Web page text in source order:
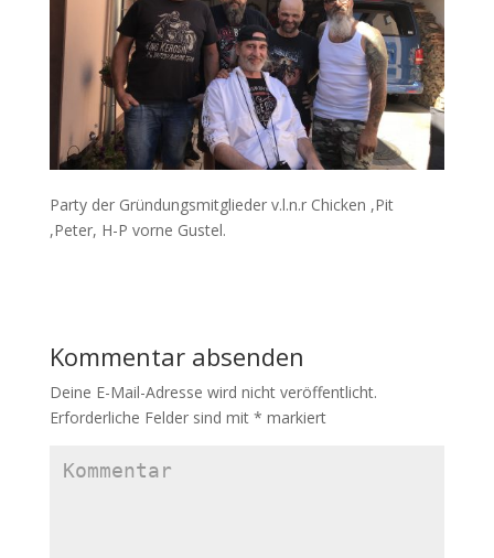
Party der Gründungsmitglieder v.l.n.r Chicken ,Pit
,Peter, H-P vorne Gustel.
Kommentar absenden
Deine E-Mail-Adresse wird nicht veröffentlicht.
Erforderliche Felder sind mit * markiert